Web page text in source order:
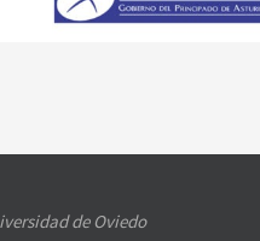
de Oviedo